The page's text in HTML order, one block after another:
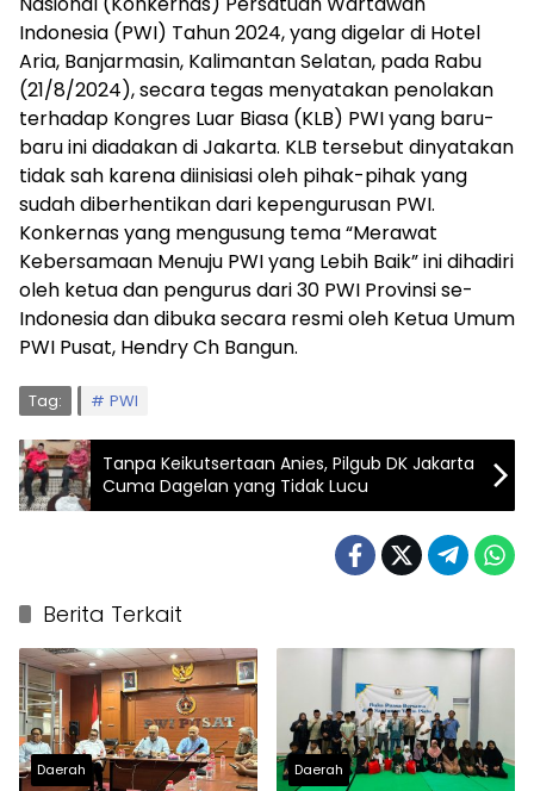
Indonesia (PWI) Tahun 2024, yang digelar di Hotel
Aria, Banjarmasin, Kalimantan Selatan, pada Rabu
(21/8/2024), secara tegas menyatakan penolakan
terhadap Kongres Luar Biasa (KLB) PWI yang baru-
baru ini diadakan di Jakarta. KLB tersebut dinyatakan
tidak sah karena diinisiasi oleh pihak-pihak yang
sudah diberhentikan dari kepengurusan PWI.
Konkernas yang mengusung tema “Merawat
Kebersamaan Menuju PWI yang Lebih Baik” ini dihadiri
oleh ketua dan pengurus dari 30 PWI Provinsi se-
Indonesia dan dibuka secara resmi oleh Ketua Umum
PWI Pusat, Hendry Ch Bangun.
Tag: PWI
Tanpa Keikutsertaan Anies, Pilgub DK Jakarta
Cuma Dagelan yang Tidak Lucu
Berita Terkait
Daerah Daerah